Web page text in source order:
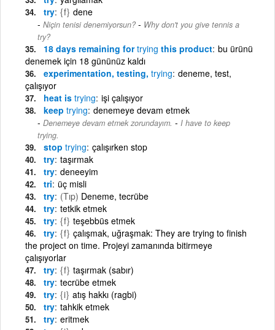
try {f} dene
Niçin tenisi denemiyorsun? - Why don't you give tennis a
try?
18 days remaining fortrying this product bu ürünü
denemek için 18 gününüz kaldı
experimentation, testing, trying deneme, test,
çalışıyor
heat is trying işi çalışıyor
keep trying denemeye devam etmek
Denemeye devam etmek zorundayım. - I have to keep
trying.
stop trying çalışırken stop
try taşırmak
try deneeyim
tri üç misli
try (Tıp) Deneme, tecrübe
try tetkik etmek
try {f} teşebbüs etmek
try {f} çalışmak, uğraşmak: They are trying to finish
the project on time. Projeyi zamanında bitirmeye
çalışıyorlar
try {f} taşırmak (sabır)
try tecrübe etmek
try {i} atış hakkı (ragbi)
try tahkik etmek
try eritmek